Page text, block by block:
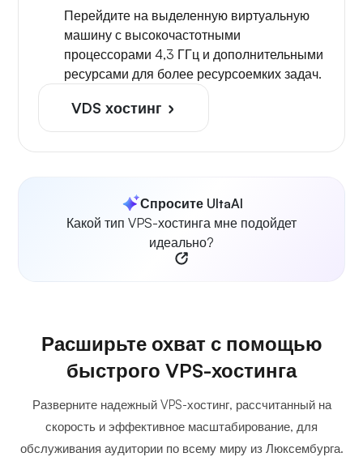
Перейдите на выделенную виртуальную
машину с высокочастотными
процессорами 4,3 ГГц и дополнительными
ресурсами для более ресурсоемких задач.
VDS хостинг
Спросите UltaAI
Какой тип VPS-хостинга мне подойдет
идеально?
Расширьте охват с помощью
быстрого VPS-хостинга
Разверните надежный VPS-хостинг, рассчитанный на
скорость и эффективное масштабирование, для
обслуживания аудитории по всему миру из Люксембурга.